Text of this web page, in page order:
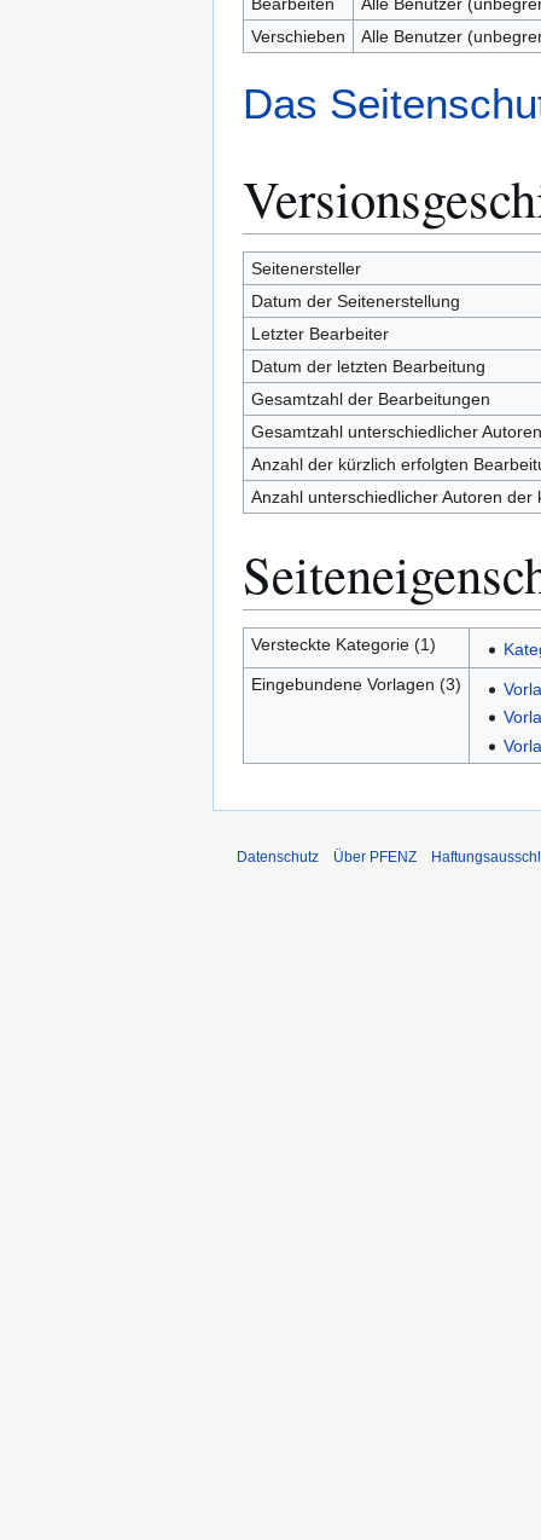
Verschieben
Alle Benutzer
Das
Seitenersteller
Datum der Seitenerstellung
Letzter Bearbeiter
Datum der letzten Bearbeitung
Gesamtzahl der Bearbeitungen
Gesamtzahl unterschiedlicher Autoren
Anzahl der kürzlich erfolgten
Anzahl unterschiedlicher Autoren
Versteckte Kategorie (1)
Eingebundene Vorlagen (3)
Datenschutz Über PFENZ